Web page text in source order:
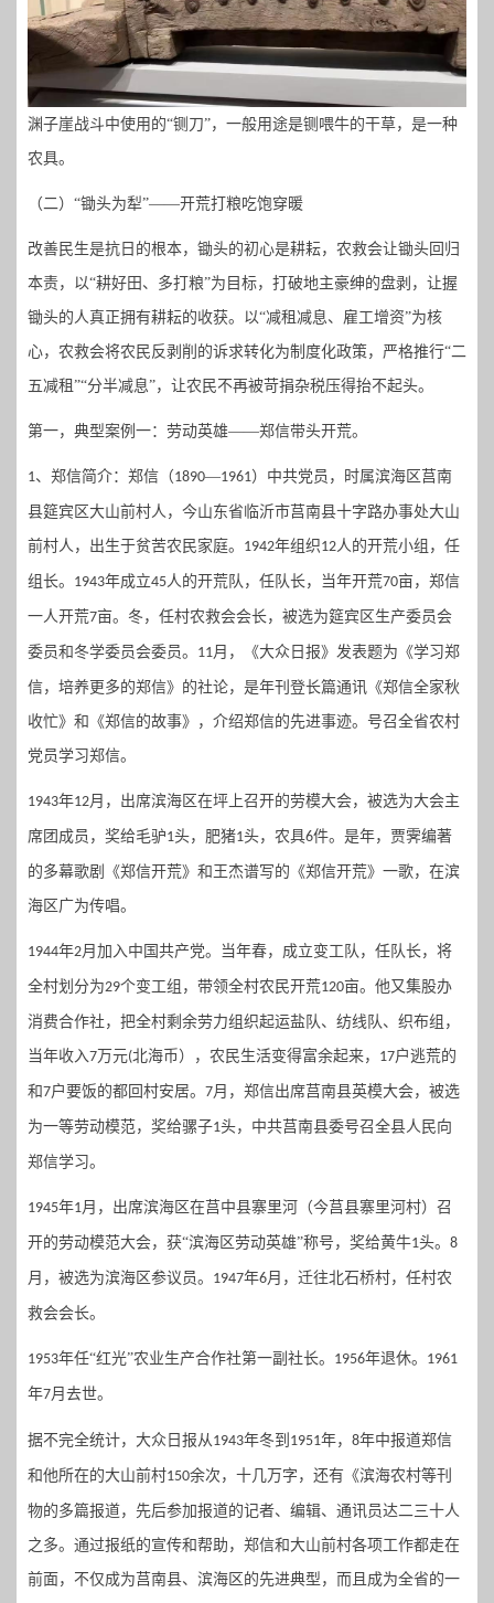
渊子崖战斗中使用的“铡刀”，一般用途是铡喂牛的干草，是一种
农具。
（二） “锄头为犁”——开荒打粮吃饱穿暖
改善民生是抗日的根本，锄头的初心是耕耘，农救会让锄头回归
本责，以“耕好田、多打粮”为目标，打破地主豪绅的盘剥，让握
锄头的人真正拥有耕耘的收获。以“减租减息、雇工增资”为核
心，农救会将农民反剥削的诉求转化为制度化政策，严格推行“二
五减租”“分半减息”，让农民不再被苛捐杂税压得抬不起头。
第一，典型案例一： 劳动英雄——郑信带头开荒。
1、郑信简介： 郑信（1890—1961）中共党员，时属滨海区莒南
县筵宾区大山前村人，今山东省临沂市莒南县十字路办事处大山
前村人，出生于贫苦农民家庭。 1942年组织12人的开荒小组，任
组长。 1943年成立45人的开荒队，任队长，当年开荒70亩，郑信
一人开荒7亩。冬，任村农救会会长，被选为筵宾区生产委员会
委员和冬学委员会委员。 11月，《大众日报》发表题为《学习郑
信，培养更多的郑信》的社论，是年刊登长篇通讯《郑信全家秋
收忙》和《郑信的故事》，介绍郑信的先进事迹。号召全省农村
党员学习郑信。
1943年12月，出席滨海区在坪上召开的劳模大会，被选为大会主
席团成员，奖给毛驴1头，肥猪1头，农具6件。是年，贾霁编著
的多幕歌剧《郑信开荒》和王杰谱写的《郑信开荒》一歌，在滨
海区广为传唱。
1944年2月加入中国共产党。当年春，成立变工队，任队长，将
全村划分为29个变工组，带领全村农民开荒120亩。他又集股办
消费合作社，把全村剩余劳力组织起运盐队、纺线队、织布组，
当年收入7 万元(北海币），农民生活变得富余起来， 17户逃荒的
和7户要饭的都回村安居。 7月，郑信出席莒南县英模大会，被选
为一等劳动模范，奖给骡子1头，中共莒南县委号召全县人民向
郑信学习。
1945年1月，出席滨海区在莒中县寨里河（今莒县寨里河村）召
开的劳动模范大会，获“滨海区劳动英雄”称号，奖给黄牛1头。 8
月，被选为滨海区参议员。 1947年6月，迁往北石桥村，任村农
救会会长。
1953年任“红光”农业生产合作社第一副社长。 1956年退休。 1961
年7月去世。
据不完全统计，大众日报从 1943年冬到 1951年， 8年中报道郑信
和他所在的大山前村150余次，十几万字，还有《滨海农村等刊
物的多篇报道，先后参加报道的记者、编辑、通讯员达二三十人
之多。通过报纸的宣传和帮助，郑信和大山前村各项工作都走在
前面，不仅成为莒南县、滨海区的先进典型，而且成为全省的一